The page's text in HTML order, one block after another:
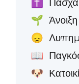
🌱 Άνοιξη
😞
📖
🐶